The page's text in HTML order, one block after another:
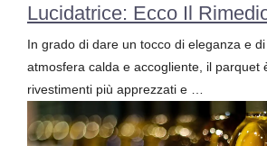
Lucidatrice: Ecco Il
In grado di dare un tocco di eleganza e
atmosfera calda e accogliente, il parquet
rivestimenti più apprezzati e …